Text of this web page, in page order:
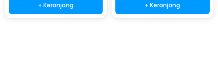
+ Keranjang + Keranjang